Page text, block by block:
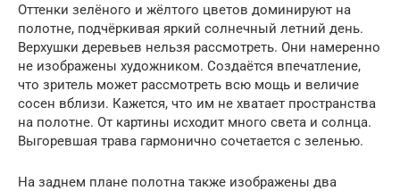
Оттенки зелёного и жёлтого цветов доминируют на
полотне, подчёркивая яркий солнечный летний день.
Верхушки деревьев нельзя рассмотреть. Они намеренно
не изображены художником. Создаётся впечатление,
что зритель может рассмотреть всю мощь и величие
сосен вблизи. Кажется, что им не хватает пространства
на полотне. От картины исходит много света и солнца.
Выгоревшая трава гармонично сочетается с зеленью.
На заднем плане полотна также изображены два